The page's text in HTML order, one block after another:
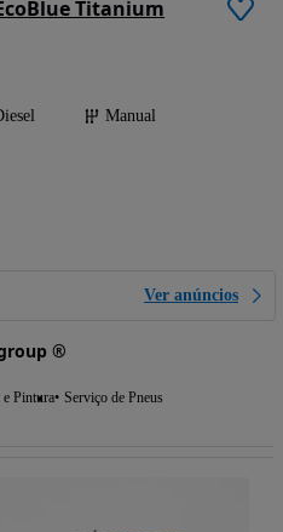
Titanium
Manual
Ver anúncios
®
e Pintura Serviço de Pneus